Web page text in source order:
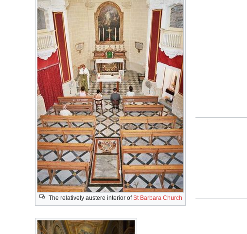
The relatively austere interior ofSt Barbara Church